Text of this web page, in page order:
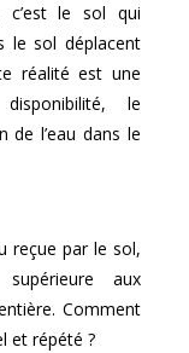
c’est le sol qui
le sol déplacent
réalité est une
le
l’eau dans le
reçue par le sol,
aux
Comment
et répété ?